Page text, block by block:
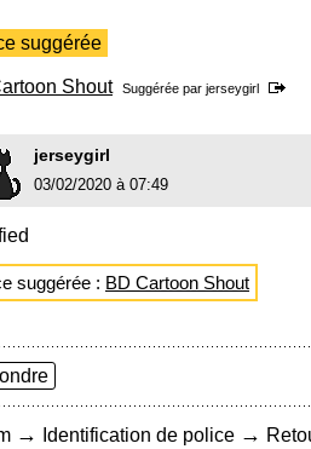
suggérée
Shout Suggérée par jerseygirl
jerseygirl
03/02/2020 à 07:49
suggérée : BD Cartoon Shout
→ Identification de police →